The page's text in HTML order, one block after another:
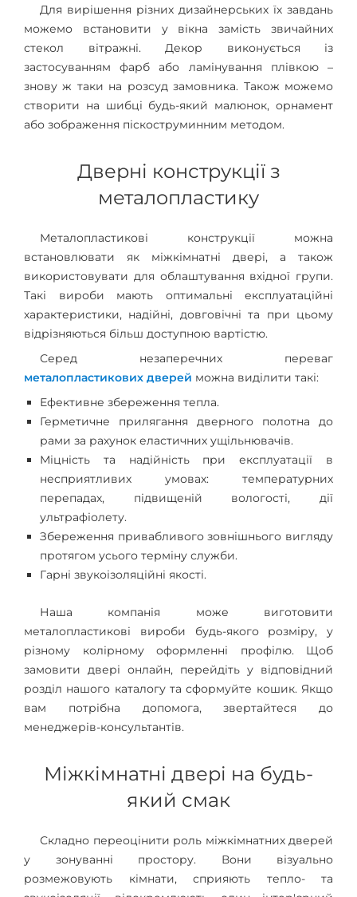
Для вирішення різних дизайнерських їх завдань
можемо встановити у вікна замість звичайних
стекол вітражні. Декор виконується із
застосуванням фарб або ламінування плівкою –
знову ж таки на розсуд замовника. Також можемо
створити на шибці будь-який малюнок, орнамент
або зображення піскоструминним методом.
Дверні конструкції з
металопластику
Металопластикові конструкції можна
встановлювати як міжкімнатні двері, а також
використовувати для облаштування вхідної групи.
Такі вироби мають оптимальні експлуатаційні
характеристики, надійні, довговічні та при цьому
відрізняються більш доступною вартістю.
Серед незаперечних переваг
металопластикових дверей можна виділити такі:
Ефективне збереження тепла.
Герметичне прилягання дверного полотна до
рами за рахунок еластичних ущільнювачів.
Міцність та надійність при експлуатації в
несприятливих умовах: температурних
перепадах, підвищеній вологості, дії
ультрафіолету.
Збереження привабливого зовнішнього вигляду
протягом усього терміну служби.
Гарні звукоізоляційні якості.
Наша компанія може виготовити
металопластикові вироби будь-якого розміру, у
різному колірному оформленні профілю. Щоб
замовити двері онлайн, перейдіть у відповідний
розділ нашого каталогу та сформуйте кошик. Якщо
вам потрібна допомога, звертайтеся до
менеджерів-консультантів.
Міжкімнатні двері на будь-
який смак
Складно переоцінити роль міжкімнатних дверей
у зонуванні простору. Вони візуально
розмежовують кімнати, сприяють тепло- та